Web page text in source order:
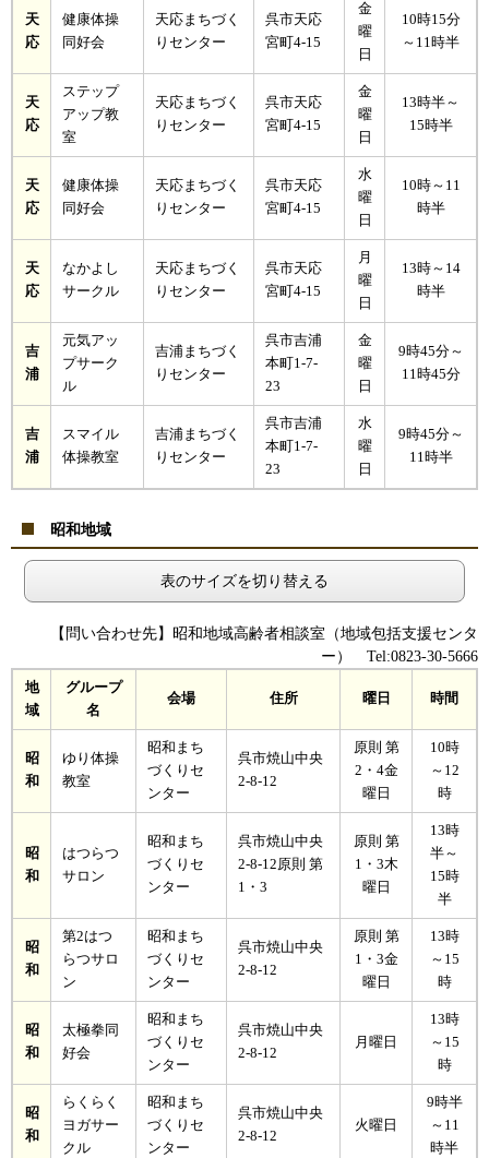
天
応
健康体操
同好会
天応まちづく
りセンター
呉市天応
宮町4-15
金
曜
日
10時15分
～11時半
天
応
ステップ
アップ教
室
天応まちづく
りセンター
呉市天応
宮町4-15
金
曜
日
13時半～
15時半
天
応
健康体操
同好会
天応まちづく
りセンター
呉市天応
宮町4-15
水
曜
日
10時～11
時半
天
応
なかよし
サークル
天応まちづく
りセンター
呉市天応
宮町4-15
月
曜
日
13時～14
時半
吉
浦
元気アッ
プサーク
ル
吉浦まちづく
りセンター
呉市吉浦
本町1-7-
23
金
曜
日
9時45分～
11時45分
吉
浦
スマイル
体操教室
吉浦まちづく
りセンター
呉市吉浦
本町1-7-
23
水
曜
日
9時45分～
11時半
昭和地域
表のサイズを切り替える
【問い合わせ先】昭和地域高齢者相談室（地域包括支援センタ
ー） Tel:0823-30-5666
地
域
グループ
名
会場 住所 曜日 時間
昭
和
ゆり体操
教室
昭和まち
づくりセ
ンター
呉市焼山中央
2-8-12
原則 第
2・4金
曜日
10時
～12
時
昭
和
はつらつ
サロン
昭和まち
づくりセ
ンター
呉市焼山中央
2-8-12原則 第
1・3
原則 第
1・3木
曜日
13時
半～
15時
半
昭
和
第2はつ
らつサロ
ン
昭和まち
づくりセ
ンター
呉市焼山中央
2-8-12
原則 第
1・3金
曜日
13時
～15
時
昭
和
太極拳同
好会
昭和まち
づくりセ
ンター
呉市焼山中央
2-8-12
月曜日
13時
～15
時
昭
和
らくらく
ヨガサー
クル
昭和まち
づくりセ
ンター
呉市焼山中央
2-8-12
火曜日
9時半
～11
時半